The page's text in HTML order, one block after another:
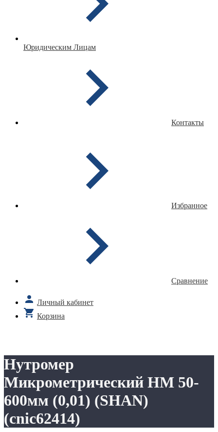
Юридическим Лицам
Контакты
Избранное
Сравнение
Личный кабинет
Корзина
Нутромер
Микрометрический НМ 50-
600мм (0,01) (SHAN)
(cnic62414)